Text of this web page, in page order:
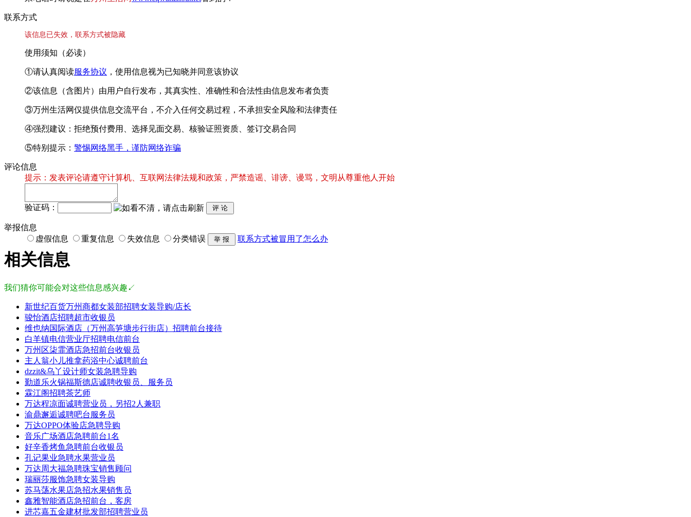
联系方式
该信息已失效，联系方式被隐藏
使用须知（必读）
①请认真阅读服务协议 ，使用信息视为已知晓并同意该协议
②该信息（含图片）由用户自行发布，其真实性、准确性和合法性由信息发布者负责
③万州生活网仅提供信息交流平台，不介入任何交易过程，不承担安全风险和法律责任
④强烈建议：拒绝预付费用、选择见面交易、核验证照资质、签订交易合同
⑤特别提示： 警惕网络黑手，谨防网络诈骗
评论信息
提示：发表评论请遵守计算机、互联网法律法规和政策，严禁造谣、诽谤、谩骂，文明从尊重他人开始
验证码：
举报信息
虚假信息
重复信息 失效信息 分类错误 联系方式被冒用了怎么办
相关信息
我们猜你可能会对这些信息感兴趣↙
新世纪百货万州商都女装部招聘女装导购/店长
骏怡酒店招聘超市收银员
维也纳国际酒店（万州高笋塘步行街店）招聘前台接待
白羊镇电信营业厅招聘电信前台
万州区柒霏酒店急招前台收银员
主人翁小儿推拿药浴中心诚聘前台
dzzit&乌丫设计师女装急聘导购
勤道乐火锅福斯德店诚聘收银员、服务员
霖江阁招聘茶艺师
万达程凉面诚聘营业员，另招2人兼职
渝鼎邂逅诚聘吧台服务员
万达OPPO体验店急聘导购
音乐广场酒店急聘前台1名
好辛香烤鱼急聘前台收银员
孔记果业急聘水果营业员
万达周大福急聘珠宝销售顾问
瑞丽莎服饰急聘女装导购
苏马荡水果店急招水果销售员
鑫雅智能酒店急招前台，客房
进芯嘉五金建材批发部招聘营业员